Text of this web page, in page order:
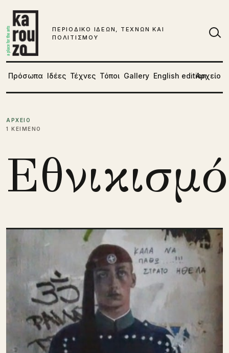
ΠΕΡΙΟΔΙΚΟ ΙΔΕΩΝ, ΤΕΧΝΩΝ ΚΑΙ
ΠΟΛΙΤΙΣΜΟΥ
Πρόσωπα Ιδέες Τέχνες Τόποι Gallery English editionΑρχείο
ΑΡΧΕΙΟ
1 ΚΕΙΜΕΝΟ